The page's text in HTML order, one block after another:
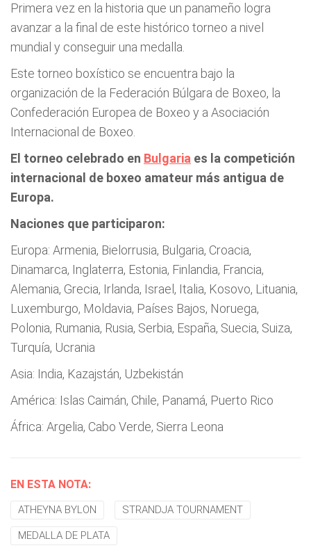
Primera vez en la historia que un panameño logra
avanzar a la final de este histórico torneo a nivel
mundial y conseguir una medalla.
Este torneo boxístico se encuentra bajo la
organización de la Federación Búlgara de Boxeo, la
Confederación Europea de Boxeo y a Asociación
Internacional de Boxeo.
El torneo celebrado en Bulgaria es la competición
internacional de boxeo amateur más antigua de
Europa.
Naciones que participaron:
Europa: Armenia, Bielorrusia, Bulgaria, Croacia,
Dinamarca, Inglaterra, Estonia, Finlandia, Francia,
Alemania, Grecia, Irlanda, Israel, Italia, Kosovo, Lituania,
Luxemburgo, Moldavia, Países Bajos, Noruega,
Polonia, Rumania, Rusia, Serbia, España, Suecia, Suiza,
Turquía, Ucrania
Asia: India, Kazajstán, Uzbekistán
América: Islas Caimán, Chile, Panamá, Puerto Rico
África: Argelia, Cabo Verde, Sierra Leona
EN ESTA NOTA:
ATHEYNA BYLON STRANDJA TOURNAMENT
MEDALLA DE PLATA